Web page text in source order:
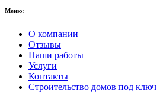
Меню:
О компании
Отзывы
Наши работы
Услуги
Контакты
Строительство домов под ключ